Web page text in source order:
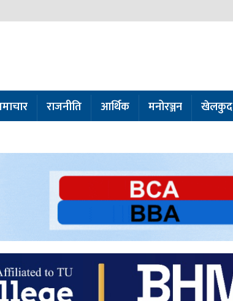
राजनीति आर्थिक मनोरञ्जन खेलकुद